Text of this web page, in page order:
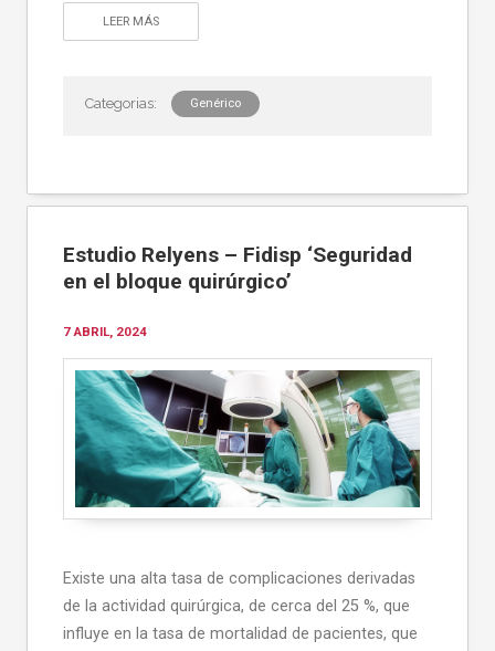
LEER MÁS
Genérico
Estudio Relyens – Fidisp ‘Seguridad
en el bloque quirúrgico’
7 ABRIL, 2024
Existe una alta tasa de complicaciones derivadas
de la actividad quirúrgica, de cerca del 25 %, que
influye en la tasa de mortalidad de pacientes, que